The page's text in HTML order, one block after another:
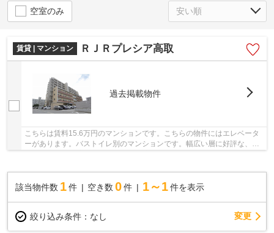
空室のみ
賃貸 | マンション ＲＪＲプレシア高取
過去掲載物件
こちらは賃料15.6万円のマンションです。こちらの物件にはエレベータ
ーがあります。バストイレ別のマンションです。幅広い層に好評な、駅
該当物件数 1件 空き数 0 件 1～1 件を表示
絞り込み条件： なし 変更